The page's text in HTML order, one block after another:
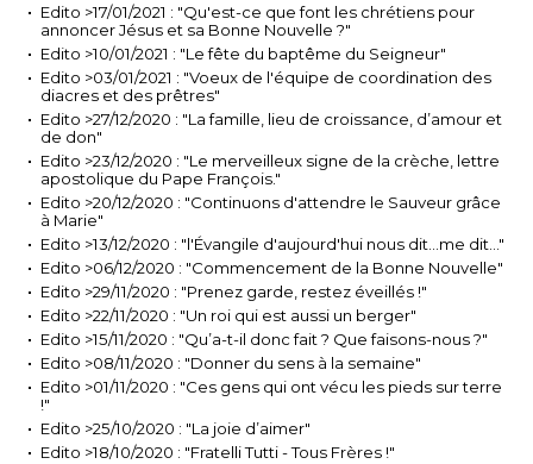
Edito >17/01/2021 : "Qu'est-ce que font les chrétiens pour
annoncer Jésus et sa Bonne Nouvelle ?"
Edito >10/01/2021 : "Le fête du baptême du Seigneur"
Edito >03/01/2021 : "Voeux de l'équipe de coordination des
diacres et des prêtres"
Edito >27/12/2020 : "La famille, lieu de croissance, d’amour et
de don"
Edito >23/12/2020 : "Le merveilleux signe de la crèche, lettre
apostolique du Pape François."
Edito >20/12/2020 : "Continuons d'attendre le Sauveur grâce
à Marie"
Edito >13/12/2020 : "l'Évangile d'aujourd'hui nous dit...me dit..."
Edito >06/12/2020 : "Commencement de la Bonne Nouvelle"
Edito >29/11/2020 : "Prenez garde, restez éveillés !"
Edito >22/11/2020 : "Un roi qui est aussi un berger"
Edito >15/11/2020 : "Qu’a-t-il donc fait ? Que faisons-nous ?"
Edito >08/11/2020 : "Donner du sens à la semaine"
Edito >01/11/2020 : "Ces gens qui ont vécu les pieds sur terre
!"
Edito >25/10/2020 : "La joie d’aimer"
Edito >18/10/2020 : "Fratelli Tutti - Tous Frères !"